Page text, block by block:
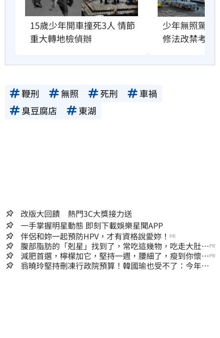
15歲少年開車撞死3人 情節
重大轉地檢偵辦
少年無照駕車
修法改禁考期
鞭刑 無照 死刑
車禍
臭豆腐店
東湖
改版大回饋 熱門3C大獎接力送
一手掌握明星動態 即刻下載娛樂星聞APP
伴侶和妳一起預防HPV，才有資格說愛妳！ PR
腹部脂肪的「剋星」找到了，常吃這幾物，吃走大肚
囊，瘦出小蠻腰
PR
減肥首選，檸檬加它，堅持一週，腰細了，瘦到你懷疑
人生
PR
翁曉玲堅持刪凍行政院預算！韓國瑜也受不了：今年剩4